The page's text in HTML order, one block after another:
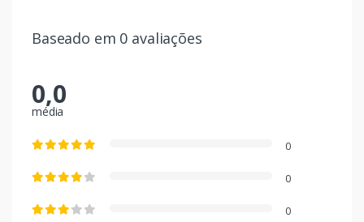
Baseado em 0 avaliações
0,0
média
0
0
0